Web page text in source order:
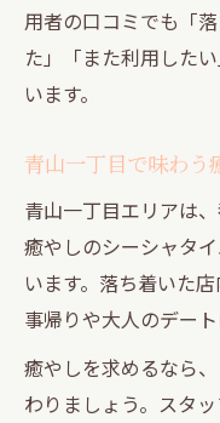
用者の口コミでも「
た」「また利用した
います。
青山一丁目で味わう
青山一丁目エリアは
癒やしのシーシャタ
います。落ち着いた
事帰りや大人のデート
癒やしを求めるなら
わりましょう。スタ